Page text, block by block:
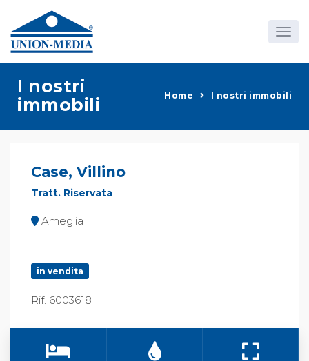
I nostri
immobili
Home I nostri immobili
Case, Villino
Tratt. Riservata
Ameglia
in vendita
Rif. 6003618